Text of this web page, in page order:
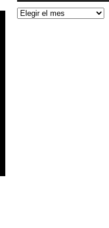
Historial